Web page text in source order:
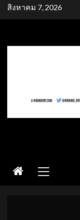
Skipสิงหาคม 7, 2026
Menu